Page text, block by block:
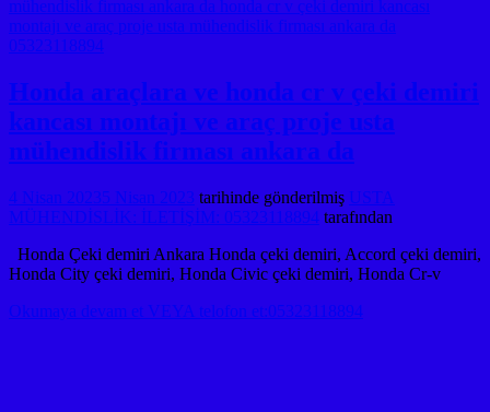
Honda araçlara ve honda cr v çeki demiri
kancası montajı ve araç proje usta
mühendislik firması ankara da
4 Nisan 20235 Nisan 2023 tarihinde gönderilmiş USTA
MÜHENDİSLİK: İLETİŞİM: 05323118894 tarafından
Honda Çeki demiri Ankara Honda çeki demiri, Accord çeki demiri,
Honda City çeki demiri, Honda Civic çeki demiri, Honda Cr-v
Okumaya devam et VEYA telofon et:05323118894